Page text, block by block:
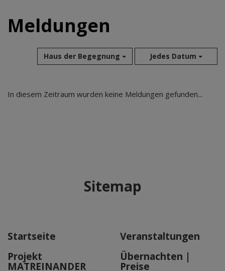
Meldungen
Haus der Begegnung Jedes Datum
Aug 2026
Sep 2025
In diesem Zeitraum wurden keine Meldungen gefunden...
Sitemap
Startseite
Veranstaltungen
Projekt
MATREINANDER
Übernachten |
Preise